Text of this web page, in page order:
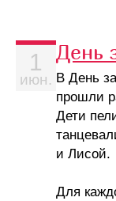
1
июн.
День
В День
прошли
Дети
и Лисой.
Для